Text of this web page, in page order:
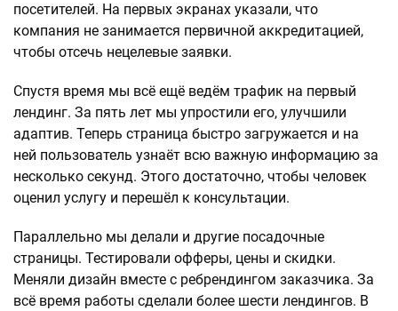
посетителей. На первых экранах указали, что
компания не занимается первичной аккредитацией,
чтобы отсечь нецелевые заявки.
Спустя время мы всё ещё ведём трафик на первый
лендинг. За пять лет мы упростили его, улучшили
адаптив. Теперь страница быстро загружается и на
ней пользователь узнаёт всю важную информацию за
несколько секунд. Этого достаточно, чтобы человек
оценил услугу и перешёл к консультации.
Параллельно мы делали и другие посадочные
страницы. Тестировали офферы, цены и скидки.
Меняли дизайн вместе с ребрендингом заказчика. За
всё время работы сделали более шести лендингов. В